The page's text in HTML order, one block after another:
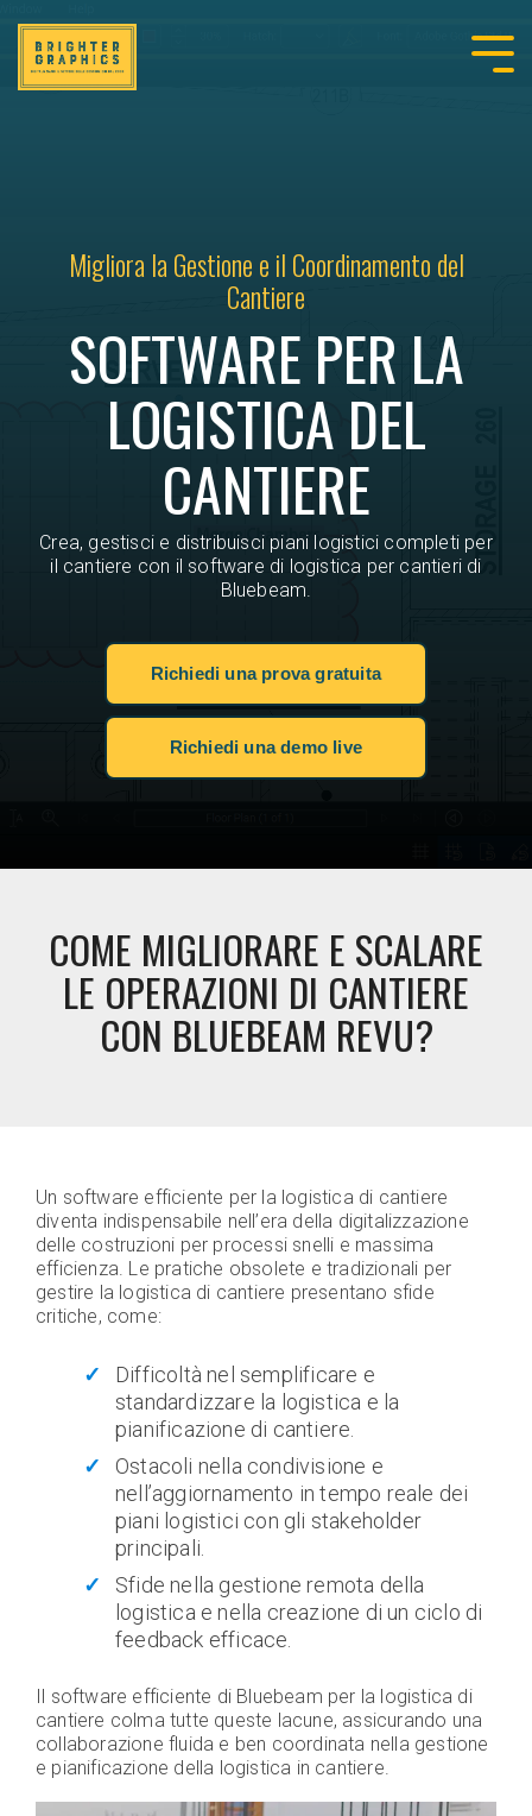
Migliora la Gestione e il Coordinamento del
Cantiere
SOFTWARE PER LA
LOGISTICA DEL
CANTIERE
Crea, gestisci e distribuisci piani logistici completi per
il cantiere con il software di logistica per cantieri di
Bluebeam.
Richiedi una prova gratuita
Richiedi una demo live
COME MIGLIORARE E SCALARE
LE OPERAZIONI DI CANTIERE
CON BLUEBEAM REVU?
Un software efficiente per la logistica di cantiere
diventa indispensabile nell’era della digitalizzazione
delle costruzioni per processi snelli e massima
efficienza. Le pratiche obsolete e tradizionali per
gestire la logistica di cantiere presentano sfide
critiche, come:
Difficoltà nel semplificare e
standardizzare la logistica e la
pianificazione di cantiere.
Ostacoli nella condivisione e
nell’aggiornamento in tempo reale dei
piani logistici con gli stakeholder
principali.
Sfide nella gestione remota della
logistica e nella creazione di un ciclo di
feedback efficace.
Il software efficiente di Bluebeam per la logistica di
cantiere colma tutte queste lacune, assicurando una
collaborazione fluida e ben coordinata nella gestione
e pianificazione della logistica in cantiere.